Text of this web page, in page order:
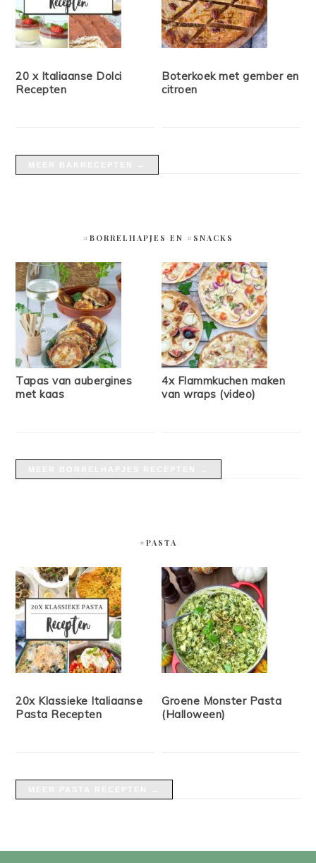
20 x Italiaanse Dolci
Recepten
Boterkoek met gember en
citroen
#BORRELHAPJES EN #SNACKS
Tapas van aubergines
met kaas
4x Flammkuchen maken
van wraps (video)
#PASTA
20x Klassieke Italiaanse
Pasta Recepten
Groene Monster Pasta
(Halloween)